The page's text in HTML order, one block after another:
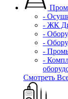
-
- ЖК
-
-
-
-
Смотреть